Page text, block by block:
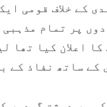
کے خلاف قومی
پر تمام مذہبی
اعلان کیا تھا
کے ساتھ نفاذ کے